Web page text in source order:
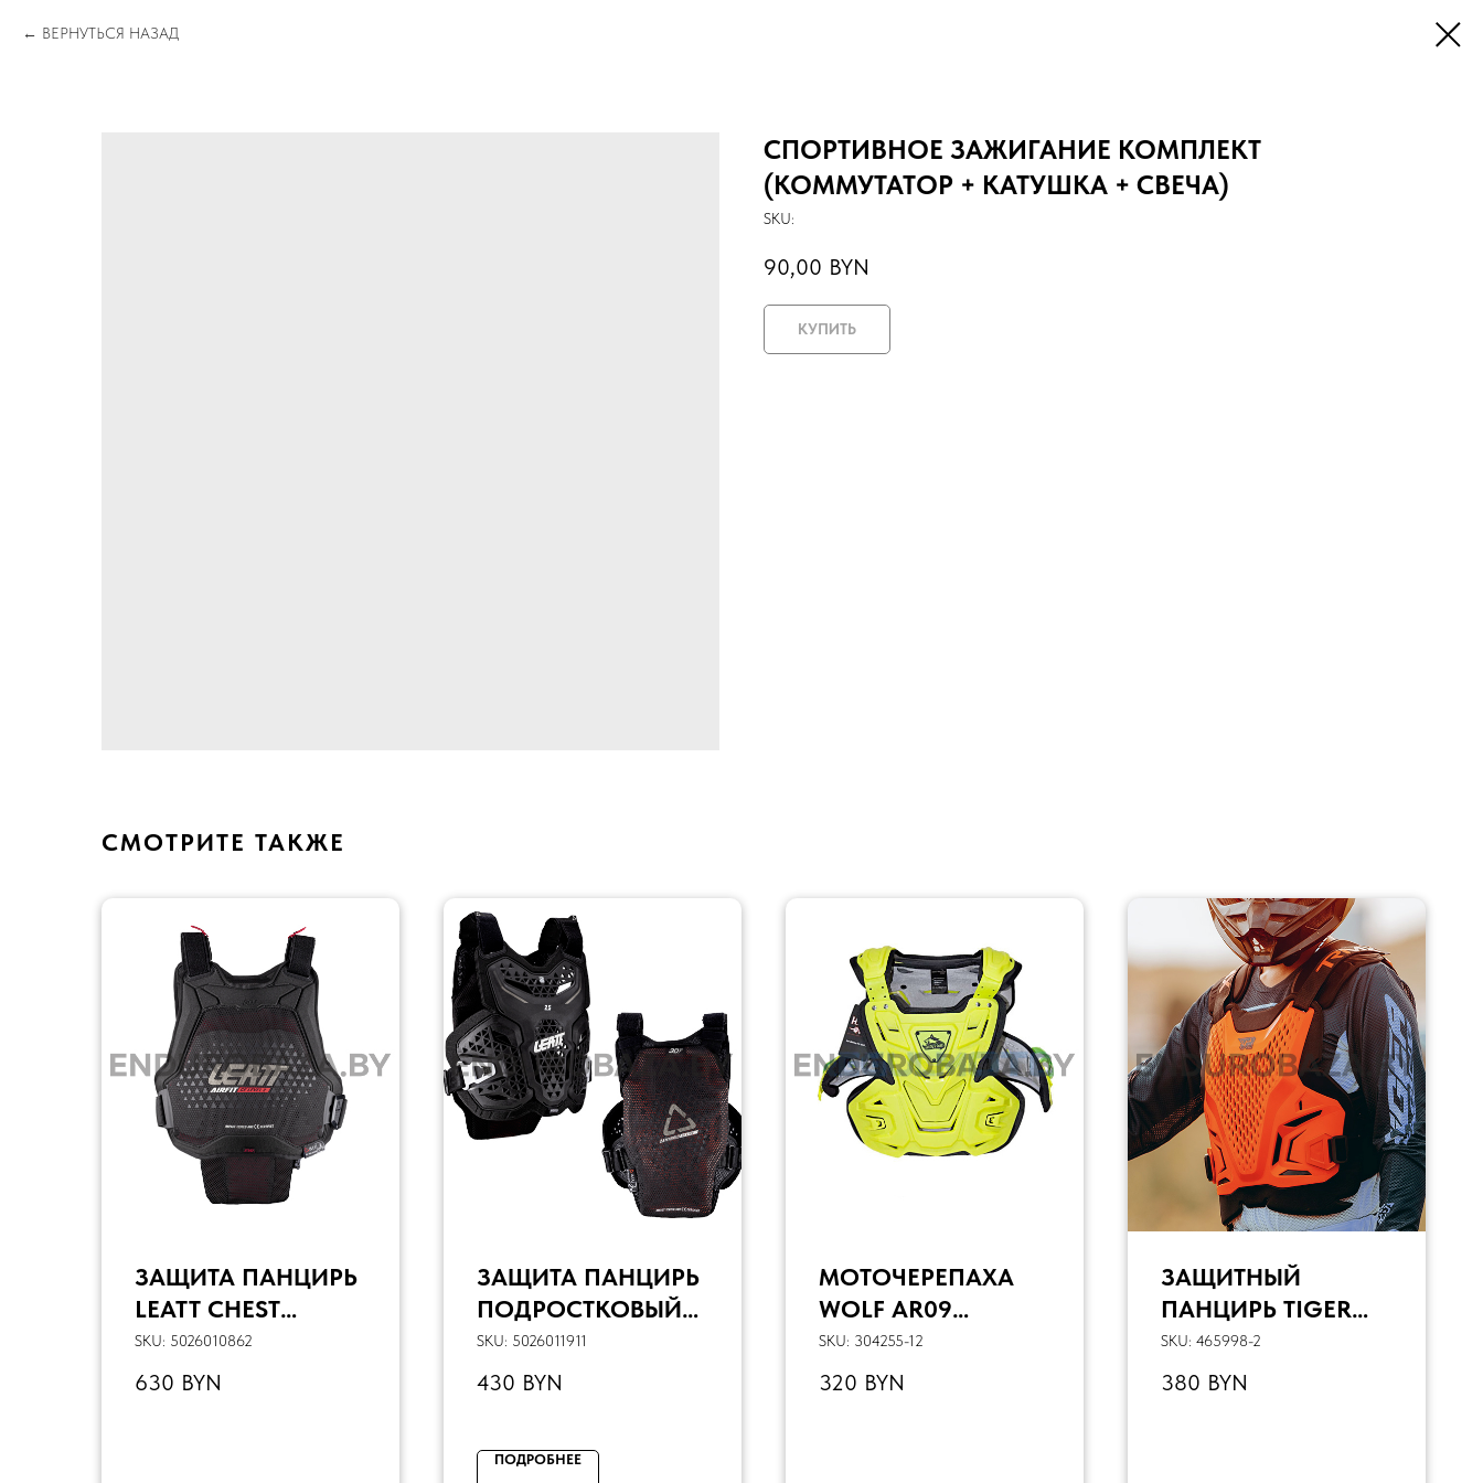
ВЕРНУТЬСЯ НАЗАД
СПОРТИВНОЕ ЗАЖИГАНИЕ КОМПЛЕКТ
(КОММУТАТОР + КАТУШКА + СВЕЧА)
SKU:
90,00 BYN
КУПИТЬ
СМОТРИТЕ ТАКЖЕ
ЗАЩИТА ПАНЦИРЬ
LEATT CHEST
PROTECTOR 3DF
AIRFIT EVO (BLACK,
SKU: 5026010862
630 BYN
ЗАЩИТА ПАНЦИРЬ
ПОДРОСТКОВЫЙ
LEATT CHEST
PROTECTOR 2.5
SKU: 5026011911
430 BYN
ПОДРОБНЕЕ
МОТОЧЕРЕПАХА
WOLF AR09
(ЗЕЛЕНЫЙ НЕОН,
XL)
SKU: 304255-12
320 BYN
ЗАЩИТНЫЙ
ПАНЦИРЬ TIGER
TR-H6
(ОРАНЖЕВЫЙ) L
SKU: 465998-2
380 BYN